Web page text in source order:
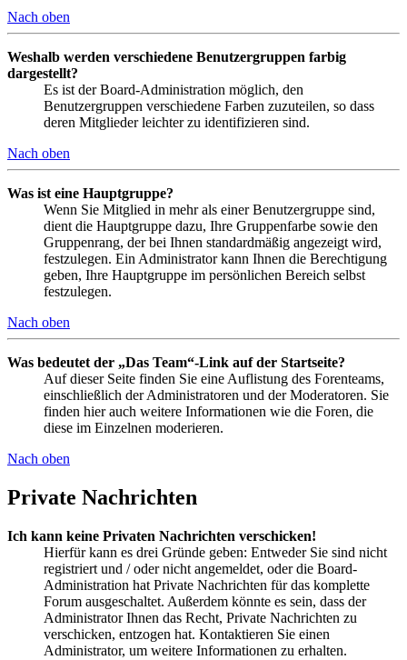
Nach oben
Weshalb werden verschiedene Benutzergruppen farbig
dargestellt?
Es ist der Board-Administration möglich, den
Benutzergruppen verschiedene Farben zuzuteilen, so dass
deren Mitglieder leichter zu identifizieren sind.
Nach oben
Was ist eine Hauptgruppe?
Wenn Sie Mitglied in mehr als einer Benutzergruppe sind,
dient die Hauptgruppe dazu, Ihre Gruppenfarbe sowie den
Gruppenrang, der bei Ihnen standardmäßig angezeigt wird,
festzulegen. Ein Administrator kann Ihnen die Berechtigung
geben, Ihre Hauptgruppe im persönlichen Bereich selbst
festzulegen.
Nach oben
Was bedeutet der „Das Team“-Link auf der Startseite?
Auf dieser Seite finden Sie eine Auflistung des Forenteams,
einschließlich der Administratoren und der Moderatoren. Sie
finden hier auch weitere Informationen wie die Foren, die
diese im Einzelnen moderieren.
Nach oben
Private Nachrichten
Ich kann keine Privaten Nachrichten verschicken!
Hierfür kann es drei Gründe geben: Entweder Sie sind nicht
registriert und / oder nicht angemeldet, oder die Board-
Administration hat Private Nachrichten für das komplette
Forum ausgeschaltet. Außerdem könnte es sein, dass der
Administrator Ihnen das Recht, Private Nachrichten zu
verschicken, entzogen hat. Kontaktieren Sie einen
Administrator, um weitere Informationen zu erhalten.